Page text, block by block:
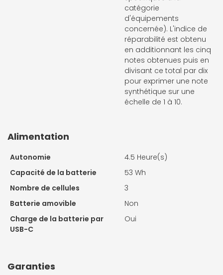
catégorie
d'équipements
concernée). L'indice de
réparabilité est obtenu
en additionnant les cinq
notes obtenues puis en
divisant ce total par dix
pour exprimer une note
synthétique sur une
échelle de 1 à 10.
Alimentation
Autonomie
4.5 Heure(s)
Capacité de la batterie
53 Wh
Nombre de cellules
3
Batterie amovible
Non
Charge de la batterie par
USB-C
Oui
Garanties